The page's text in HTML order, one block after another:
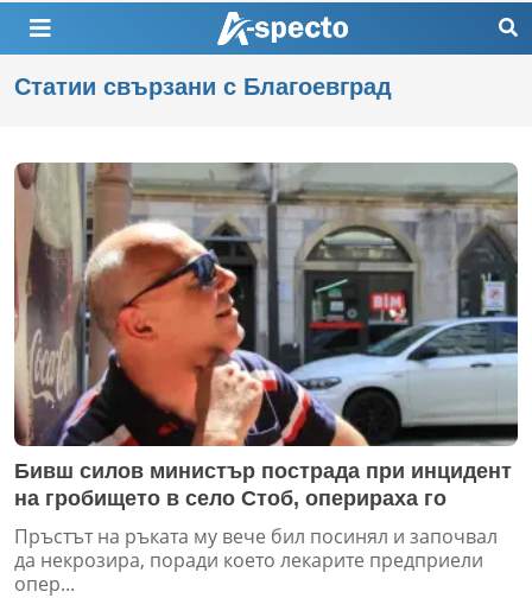
Статии свързани с Благоевград
Бивш силов министър пострада при инцидент
на гробището в село Стоб, оперираха го
Пръстът на ръката му вече бил посинял и започвал
да некрозира, поради което лекарите предприели
опер...